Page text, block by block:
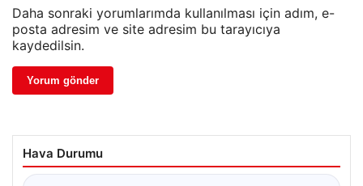
Daha sonraki yorumlarımda kullanılması için adım, e-
posta adresim ve site adresim bu tarayıcıya
kaydedilsin.
Hava Durumu